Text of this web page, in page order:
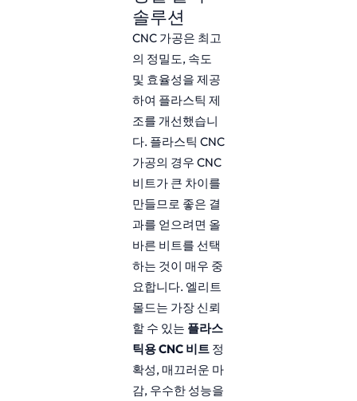
솔루션
CNC 가공은 최고
의 정밀도, 속도
및 효율성을 제공
하여 플라스틱 제
조를 개선했습니
다. 플라스틱 CNC
가공의 경우 CNC
비트가 큰 차이를
만들므로 좋은 결
과를 얻으려면 올
바른 비트를 선택
하는 것이 매우 중
요합니다. 엘리트
몰드는 가장 신뢰
할 수 있는 플라스
틱용 CNC 비트 정
확성, 매끄러운 마
감, 우수한 성능을